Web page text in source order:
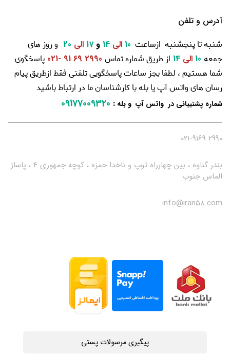
آدرس و تلفن
شنبه تا پنجشنبه ازساعت 10 الی و17 الی
و روز های
جمعه
الی از طریق شماره تماس 2990 69 91 -021
پاسخگوی
شما هستیم ، لطفا بجز ساعات پاسخگویی تلفنی فقط ازطریق پیام
رسان های واتس آپ یا بله با کارشناسان ما در ارتباط باشید
شماره پشتیبانی در واتس آپ و بله :
09177009320
2990 021-9169
بندر گناوه ، بین چهارراه توپ و ناخدا حمزه ، کوچه جمهوری 4 ، پاساژ
الماس جنوب
info@iran58.com
پیگیری مرسولات پستی